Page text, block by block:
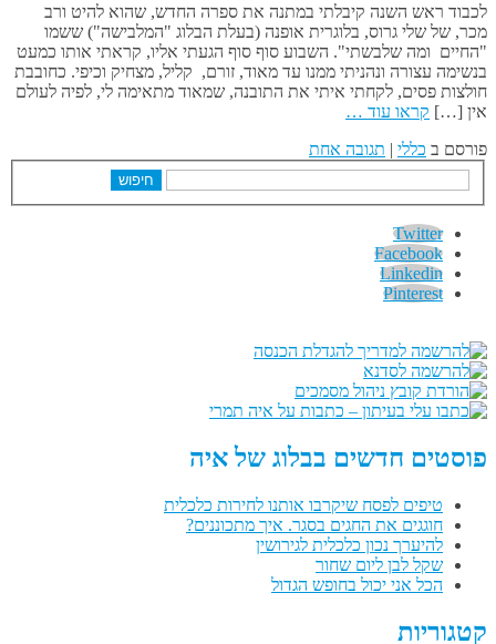
לכבוד ראש השנה קיבלתי במתנה את ספרה החדש, שהוא להיט ורב
מכר, של שלי גרוס, בלוגרית אופנה (בעלת הבלוג "המלבישה") ששמו
"החיים ומה שלבשתי". השבוע סוף סוף הגעתי אליו, קראתי אותו כמעט
בנשימה עצורה ונהניתי ממנו עד מאוד, זורם, קליל, מצחיק וכיפי. כחובבת
חולצות פסים, לקחתי איתי את התובנה, שמאוד מתאימה לי, לפיה לעולם
אין […] קראו עוד …
פורסם ב כללי | תגובה אחת
חיפוש
Twitter
Facebook
Linkedin
Pinterest
פוסטים חדשים בבלוג של איה
טיפים לפסח שיקרבו אותנו לחירות כלכלית
חוגגים את החגים בסגר. איך מתכוננים?
להיערך נכון כלכלית לגירושין
שקל לבן ליום שחור
הכל אני יכול בחופש הגדול
קטגוריות